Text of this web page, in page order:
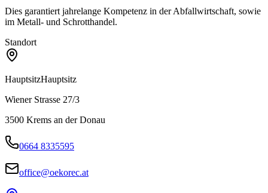
Dies garantiert jahrelange Kompetenz in der Abfallwirtschaft, sowie
im Metall- und Schrotthandel.
Standort
HauptsitzHauptsitz
Wiener Strasse 27/3
3500 Krems an der Donau
0664 8335595
office@oekorec.at